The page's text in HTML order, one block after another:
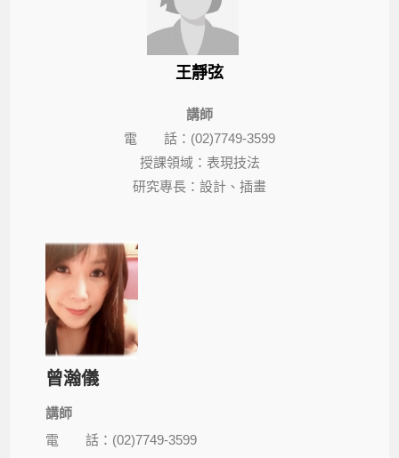
王靜弦
講師
電 話：(02)7749-3599
授課領域：表現技法
研究專長：設計、插畫
曾瀚儀
講師
電 話：(02)7749-3599